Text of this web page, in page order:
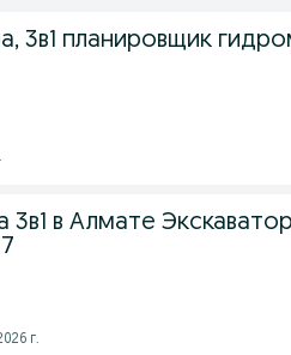
3в1 планировщик
3в1 в Алмате Экскаватор
г.